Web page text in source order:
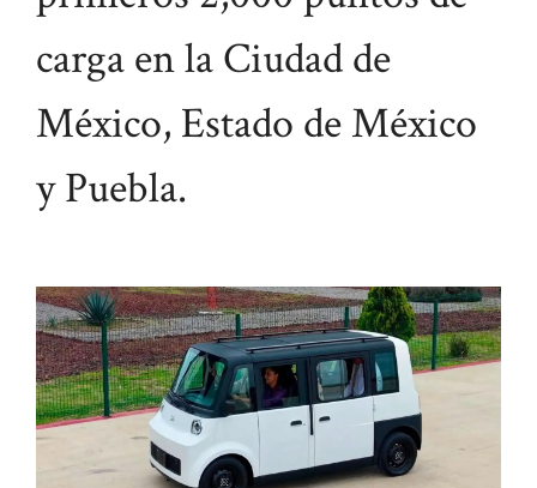
carga en la Ciudad de
México, Estado de México
y Puebla.